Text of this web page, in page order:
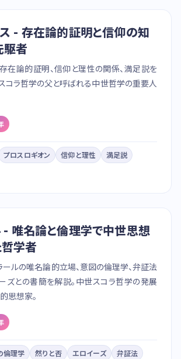
- 存在論的証明と信仰の知
駆者
在論的証明、信仰と理性の関係、満足説を
コラ哲学の父と呼ばれる中世哲学の重要人
プロスロギオン 信仰と理性
満足説
- 唯名論と倫理学で中世思想
学者
ールの唯名論的立場、意図の倫理学、弁証法
ズとの書簡を解説。中世スコラ哲学の発展
思想家。
倫理学 然りと否 エロイーズ
弁証法